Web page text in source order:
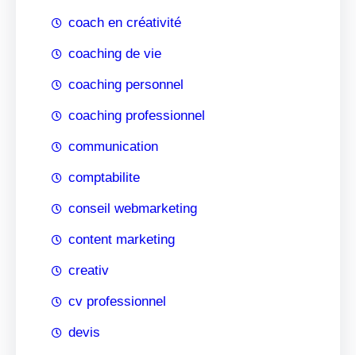
coach en créativité
coaching de vie
coaching personnel
coaching professionnel
communication
comptabilite
conseil webmarketing
content marketing
creativ
cv professionnel
devis